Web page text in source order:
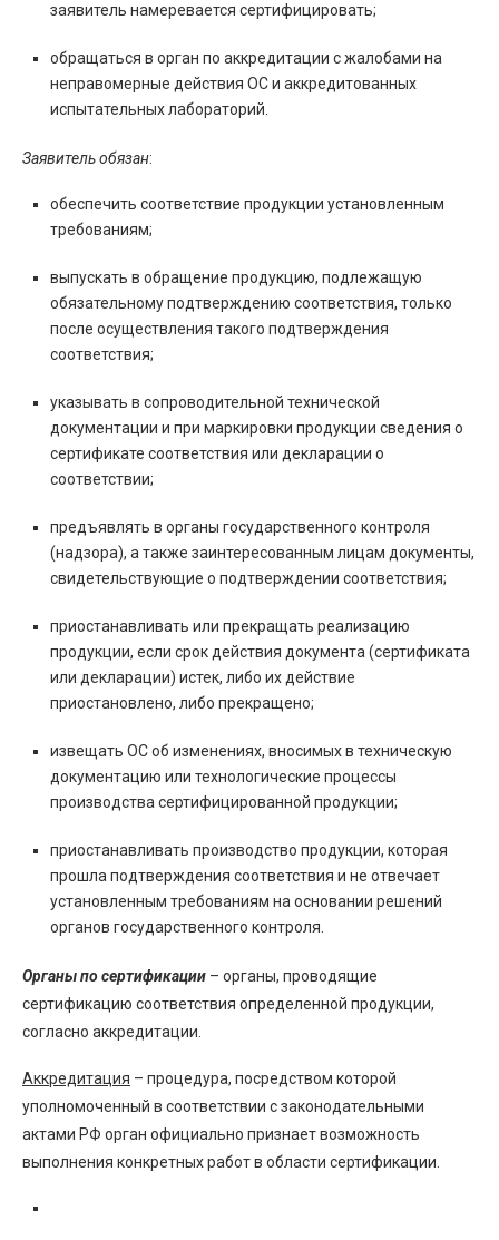
заявитель намеревается сертифицировать;
обращаться в орган по аккредитации с жалобами на
неправомерные действия ОС и аккредитованных
испытательных лабораторий.
Заявитель обязан:
обеспечить соответствие продукции установленным
требованиям;
выпускать в обращение продукцию, подлежащую
обязательному подтверждению соответствия, только
после осуществления такого подтверждения
соответствия;
указывать в сопроводительной технической
документации и при маркировки продукции сведения о
сертификате соответствия или декларации о
соответствии;
предъявлять в органы государственного контроля
(надзора), а также заинтересованным лицам документы,
свидетельствующие о подтверждении соответствия;
приостанавливать или прекращать реализацию
продукции, если срок действия документа (сертификата
или декларации) истек, либо их действие
приостановлено, либо прекращено;
извещать ОС об изменениях, вносимых в техническую
документацию или технологические процессы
производства сертифицированной продукции;
приостанавливать производство продукции, которая
прошла подтверждения соответствия и не отвечает
установленным требованиям на основании решений
органов государственного контроля.
Органы по сертификации – органы, проводящие
сертификацию соответствия определенной продукции,
согласно аккредитации.
Аккредитация – процедура, посредством которой
уполномоченный в соответствии с законодательными
актами РФ орган официально признает возможность
выполнения конкретных работ в области сертификации.